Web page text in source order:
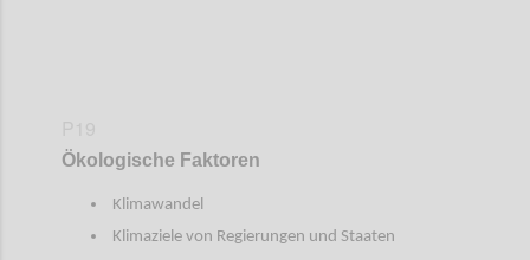
Ökologische Faktoren
Klimawandel
Klimaziele von Regierungen und Staaten